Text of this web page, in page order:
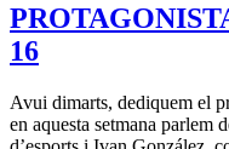
16
Avui dimarts, dediquem el
en aquesta setmana parlem